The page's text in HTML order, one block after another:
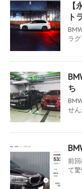
ト
ラ
ち
せ
前
て